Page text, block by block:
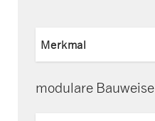
Merkmal
modulare Bauweise